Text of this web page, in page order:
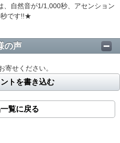
自然音が1/1,000秒、アセンション
秒です!!★
の声
寄せください。
トを書き込む
覧に戻る